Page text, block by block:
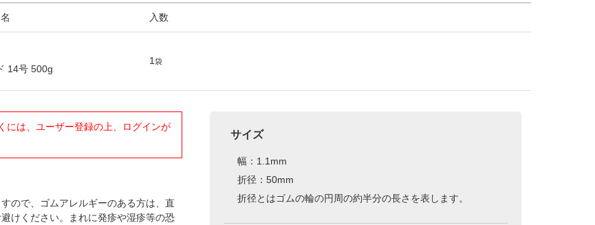
入数
14号 500g
1袋
には、ユーザー登録の上、ログインが
ので、ゴムアレルギーのある方は、直
けください。まれに発疹や湿疹等の恐
サイズ
幅：1.1mm
折径：50mm
折径とはゴムの輪の円周の約半分の長さを表します。